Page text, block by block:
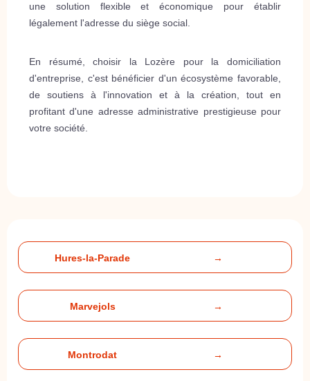
une solution flexible et économique pour établir
légalement l'adresse du siège social.
En résumé, choisir la Lozère pour la domiciliation
d'entreprise, c'est bénéficier d'un écosystème favorable,
de soutiens à l'innovation et à la création, tout en
profitant d'une adresse administrative prestigieuse pour
votre société.
Hures-la-Parade →
Marvejols →
Montrodat →